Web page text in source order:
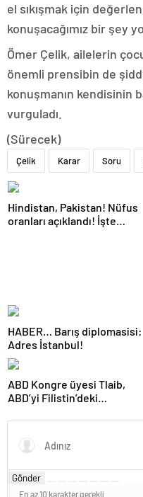
el sıkışmak için
konuşacağımız bir şey
Ömer Çelik, ailelerin
önemli prensibin de
konuşmanın kendisinin
vurguladı.
(Sürecek)
Çelik Karar Soru
Hindistan, Pakistan! Nüfus
oranları açıklandı! İşte
HABER… Barış diplomasisi:
Adres İstanbul!
ABD Kongre üyesi Tlaib,
ABD’yi Filistin’deki
olmakla itham etti
Gönder
En az 10 karakter gerekli